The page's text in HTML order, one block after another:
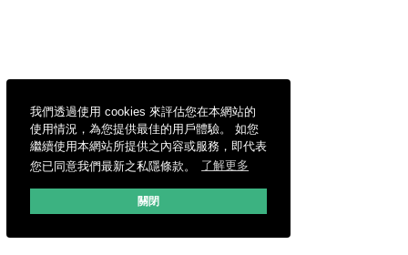
我們透過使用 cookies 來評估您在本網站的
使用情況，為您提供最佳的用戶體驗。 如您
繼續使用本網站所提供之內容或服務，即代表
您已同意我們最新之私隱條款。
了解更多
關閉